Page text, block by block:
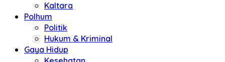
Kaltara
Polhum
Politik
Hukum & Kriminal
Gaya Hidup